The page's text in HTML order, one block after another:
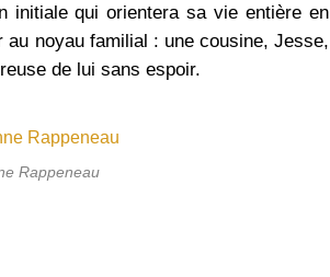
initiale qui orientera sa vie entière en
au noyau familial : une cousine, Jesse,
de lui sans espoir.
Rappeneau